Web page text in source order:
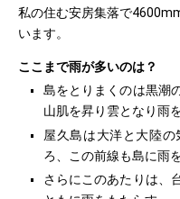
私の住む安房集落で
います。
ここまで雨が多いのは？
島をとりまくのは黒潮
山肌を昇り雲となり雨
屋久島は大洋と大陸
ろ、この前線も島に雨
さらにこのあたりは、